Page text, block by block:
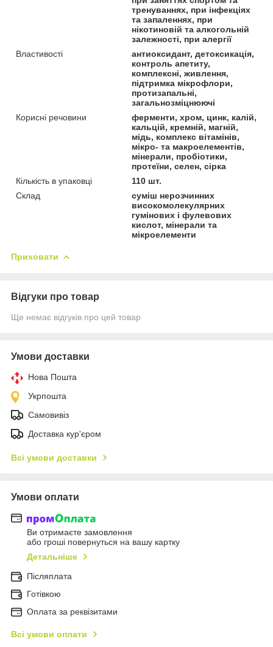
тренуваннях, при інфекціях
та запаленнях, при
нікотиновій та алкогольній
залежності, при алергії
Властивості
антиоксидант, детоксикація,
контроль апетиту,
комплексні, живлення,
підтримка мікрофлори,
протизапальні,
загальнозміцнюючі
Корисні речовини
ферменти, хром, цинк, калій,
кальцій, кремній, магній,
мідь, комплекс вітамінів,
мікро- та макроелементів,
мінерали, пробіотики,
протеїни, селен, сірка
Кількість в упаковці
110 шт.
Склад
суміш нерозчинних
високомолекулярних
гумінових і фулевових
кислот, мінерали та
мікроелементи
Приховати
Відгуки про товар
Ще немає відгуків про цей товар
Умови доставки
Нова Пошта
Укрпошта
Самовивіз
Доставка кур'єром
Всі умови доставки
Умови оплати
Ви отримаєте замовлення
або гроші повернуться на вашу картку
Детальніше
Післяплата
Готівкою
Оплата за реквізитами
Всі умови оплати